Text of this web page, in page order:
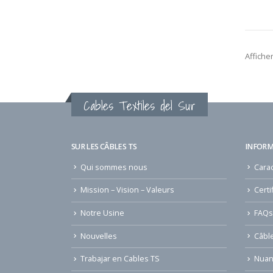
Cables Textiles del Sur
SUR LES CÂBLES TS
Qui sommes nous
Mission – Vision – Valeurs
Notre Usine
Nouvelles
Trabajar en Cables TS
FAQs